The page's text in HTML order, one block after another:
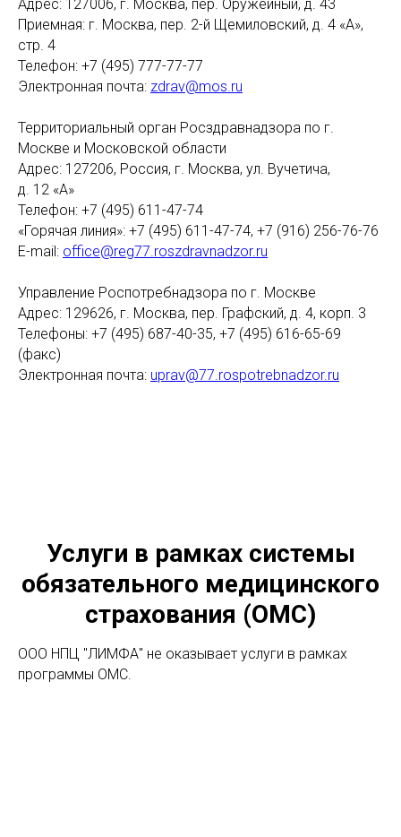
Адрес: 127006, г. Москва, пер. Оружейный, д. 43
Приемная: г. Москва, пер. 2-й Щемиловский, д. 4 «А»,
стр. 4
Телефон: +7 (495) 777-77-77
Электронная почта: zdrav@mos.ru
Территориальный орган Росздравнадзора по г.
Москве и Московской области
Адрес: 127206, Россия, г. Москва, ул. Вучетича,
д. 12 «А»
Телефон: +7 (495) 611-47-74
«Горячая линия»: +7 (495) 611-47-74, +7 (916) 256-76-76
E-mail: office@reg77.roszdravnadzor.ru
Управление Роспотребнадзора по г. Москве
Адрес: 129626, г. Москва, пер. Графский, д. 4, корп. 3
Телефоны: +7 (495) 687-40-35, +7 (495) 616-65-69
(факс)
Электронная почта: uprav@77.rospotrebnadzor.ru
Услуги в рамках системы
обязательного медицинского
страхования (ОМС)
ООО НПЦ "ЛИМФА" не оказывает услуги в рамках
программы ОМС.